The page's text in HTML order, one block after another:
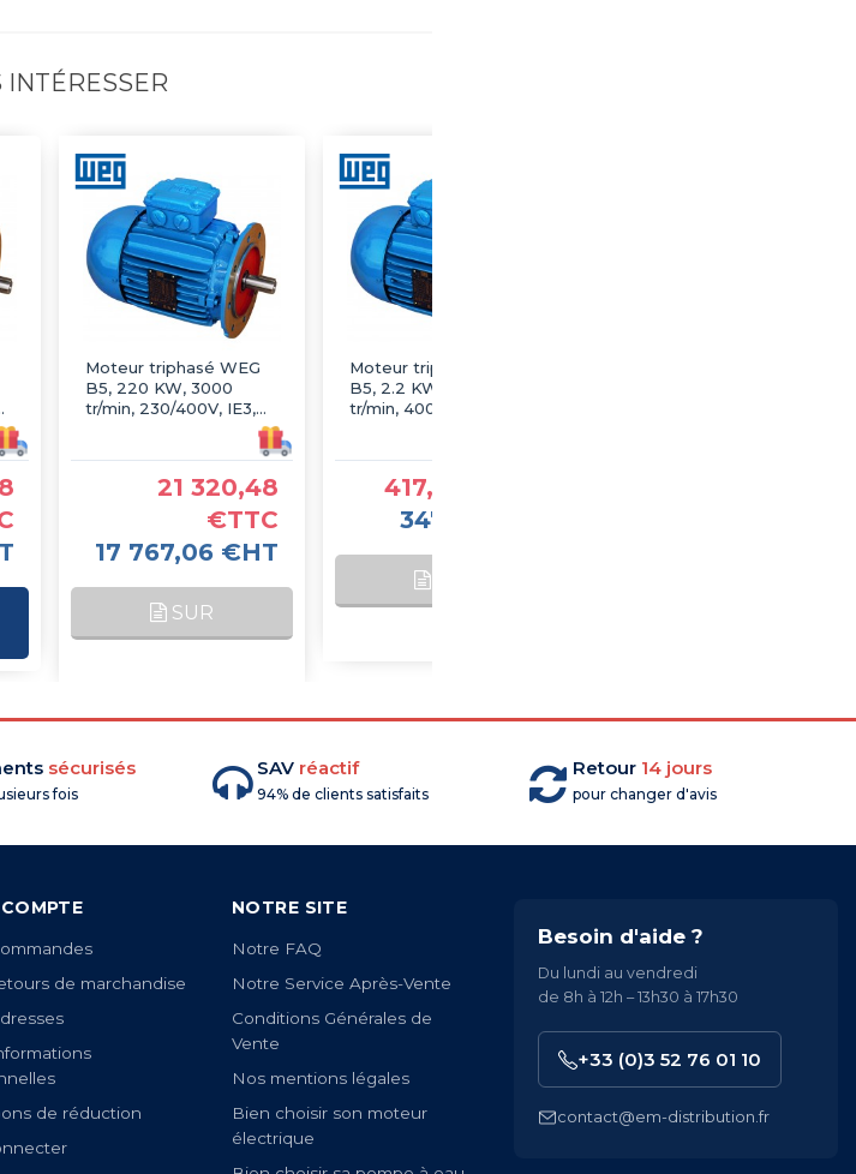
Moteur triphasé WEG
B5, 220 KW, 3000
tr/min, 230/400V, IE3,
21 320,48
€TTC
17 767,06 €HT
SUR
Moteur triphasé WEG
B5, 2.2 KW, 3000
tr/min, 400/690V, IE3,
417,25 €TTC
347,71 €HT
sécurisés
fois
SAV réactif
94% de clients satisfaits
Retour 14 jours
pour changer d'avis
de marchandise
de réduction
NOTRE SITE
Notre FAQ
Notre Service Après-Vente
Conditions Générales de
Vente
Nos mentions légales
Bien choisir son moteur
électrique
Besoin d'aide ?
Du lundi au vendredi
de 8h à 12h – 13h30 à 17h30
+33 (0)3 52 76 01 10
contact@em-distribution.fr